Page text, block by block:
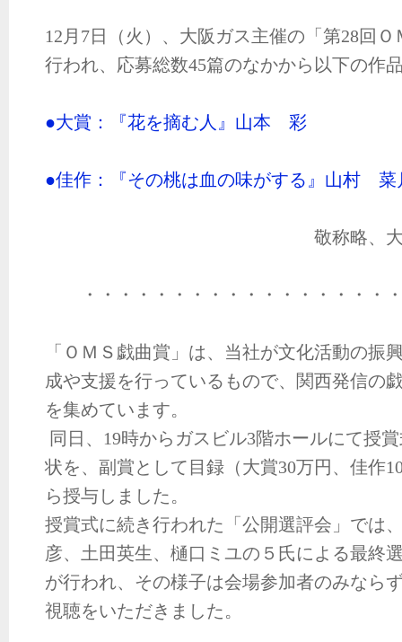
12月7日（火）、大阪ガス主催の「第28回
行われ、応募総数45篇のなかから以下の作
●大賞：『花を摘む人』山本 彩
●佳作：『その桃は血の味がする』山村 菜
敬称略、
・・・・・・・・・・・・・・・・・
「ＯＭＳ戯曲賞」は、当社が文化活動の振
成や支援を行っているもので、関西発信の
を集めています。
同日、19時からガスビル3階ホールにて授
状を、副賞として目録（大賞30万円、佳作
ら授与しました。
授賞式に続き行われた「公開選評会」では
彦、土田英生、樋口ミユの５氏による最終
が行われ、その様子は会場参加者のみなら
視聴をいただきました。